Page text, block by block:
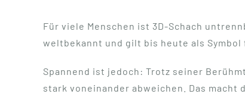
Für viele Menschen ist 3D-Schach
weltbekannt und gilt bis heute als
Spannend ist jedoch: Trotz seiner
stark voneinander abweichen. Das macht